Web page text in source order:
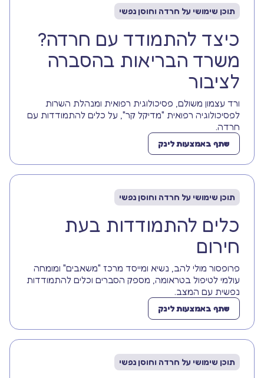
תוכן שימושי על חרדה וחוסן נפשי
כיצד להתמודד עם חרדה?
משרד הבריאות בהסברה
לציבור
ורד עצמון משולם, פסיכולוגית רפואית ומנהלת השרות
לפסיכולוגיה רפואית "מדיקל קר", על כלים להתמודדות עם
חרדה.
שתף באמצעות לינק
תוכן שימושי על חרדה וחוסן נפשי
כלים להתמודדות בעת
חירום
פרופסור מולי להב, נשיא ומייסד מרכז "משאבים" ומומחה
עולמי לטיפול בטראומה, מספק הסברים וכלים להתמודדות
נפשית עם המצב.
שתף באמצעות לינק
תוכן שימושי על חרדה וחוסן נפשי